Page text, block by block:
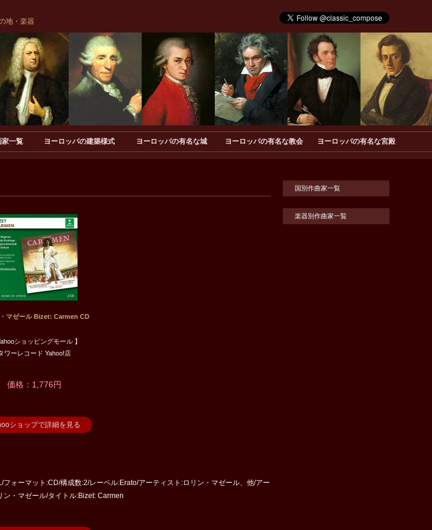
地・楽器
家一覧 ヨーロッパの建築様式 ヨーロッパの有名な城 ヨーロッパの有名な教会 ヨーロッパの有名な宮殿
マゼール Bizet: Carmen CD
ショッピングモール 】
ワーレコード Yahoo!店
価格：1,776円
ショップで詳細を見る
ォーマット:CD/構成数:2/レーベル:Erato/アーティスト:ロリン・マゼール、他/アー
ン・マゼール/タイトル:Bizet: Carmen
国別作曲家一覧
楽器別作曲家一覧